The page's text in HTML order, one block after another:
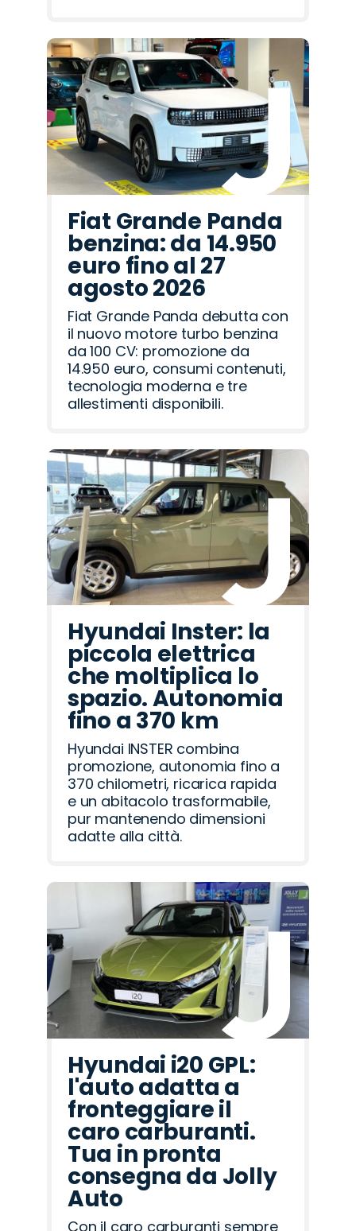
Fiat Grande Panda
benzina: da 14.950
euro fino al 27
agosto 2026
Fiat Grande Panda debutta con
il nuovo motore turbo benzina
da 100 CV: promozione da
14.950 euro, consumi contenuti,
tecnologia moderna e tre
allestimenti disponibili.
Hyundai Inster: la
piccola elettrica
che moltiplica lo
spazio. Autonomia
fino a 370 km
Hyundai INSTER combina
promozione, autonomia fino a
370 chilometri, ricarica rapida
e un abitacolo trasformabile,
pur mantenendo dimensioni
adatte alla città.
Hyundai i20 GPL:
l'auto adatta a
fronteggiare il
caro carburanti.
Tua in pronta
consegna da Jolly
Auto
Con il caro carburanti sempre